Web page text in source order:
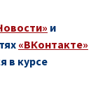
и
«ВКонтакте»
в курсе